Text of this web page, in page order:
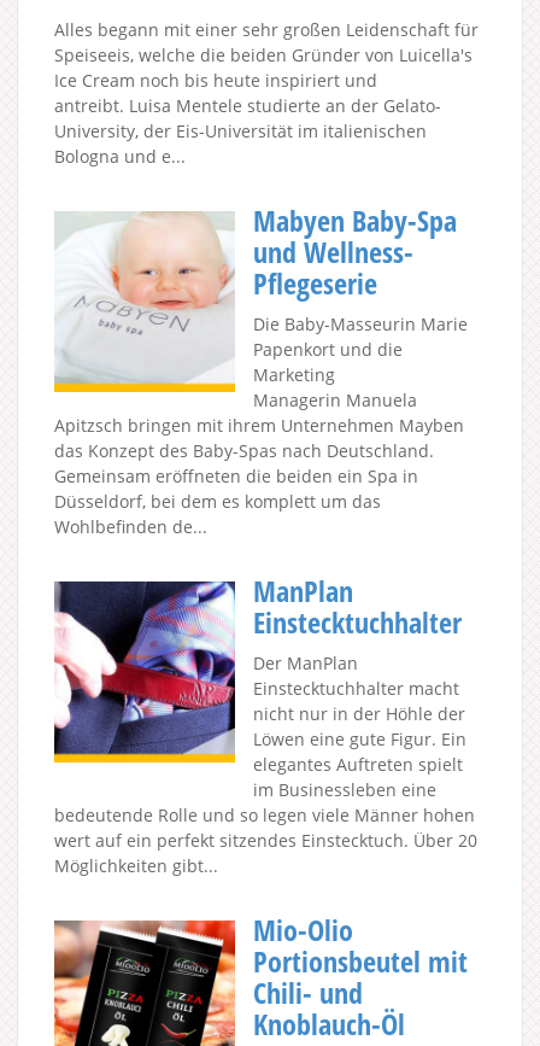
Alles begann mit einer sehr großen Leidenschaft für
Speiseeis, welche die beiden Gründer von Luicella's
Ice Cream noch bis heute inspiriert und
antreibt. Luisa Mentele studierte an der Gelato-
University, der Eis-Universität im italienischen
Bologna und e...
Mabyen Baby-Spa
und Wellness-
Pflegeserie
Die Baby-Masseurin Marie
Papenkort und die
Marketing
Managerin Manuela
Apitzsch bringen mit ihrem Unternehmen Mayben
das Konzept des Baby-Spas nach Deutschland.
Gemeinsam eröffneten die beiden ein Spa in
Düsseldorf, bei dem es komplett um das
Wohlbefinden de...
ManPlan
Einstecktuchhalter
Der ManPlan
Einstecktuchhalter macht
nicht nur in der Höhle der
Löwen eine gute Figur. Ein
elegantes Auftreten spielt
im Businessleben eine
bedeutende Rolle und so legen viele Männer hohen
wert auf ein perfekt sitzendes Einstecktuch. Über 20
Möglichkeiten gibt...
Mio-Olio
Portionsbeutel mit
Chili- und
Knoblauch-Öl